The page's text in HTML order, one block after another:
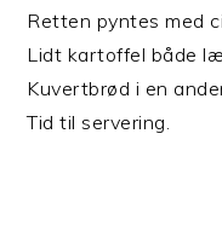
Retten pyntes med
Lidt kartoffel både
Kuvertbrød i en
Tid til servering.